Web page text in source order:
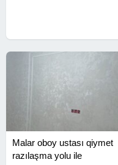
Malar oboy ustası qiymet
razılaşma yolu ile